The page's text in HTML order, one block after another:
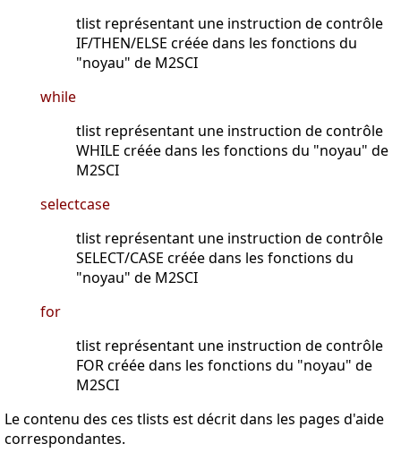
tlist représentant une instruction de contrôle
IF/THEN/ELSE créée dans les fonctions du
"noyau" de M2SCI
while
tlist représentant une instruction de contrôle
WHILE créée dans les fonctions du "noyau" de
M2SCI
selectcase
tlist représentant une instruction de contrôle
SELECT/CASE créée dans les fonctions du
"noyau" de M2SCI
for
tlist représentant une instruction de contrôle
FOR créée dans les fonctions du "noyau" de
M2SCI
Le contenu des ces tlists est décrit dans les pages d'aide
correspondantes.